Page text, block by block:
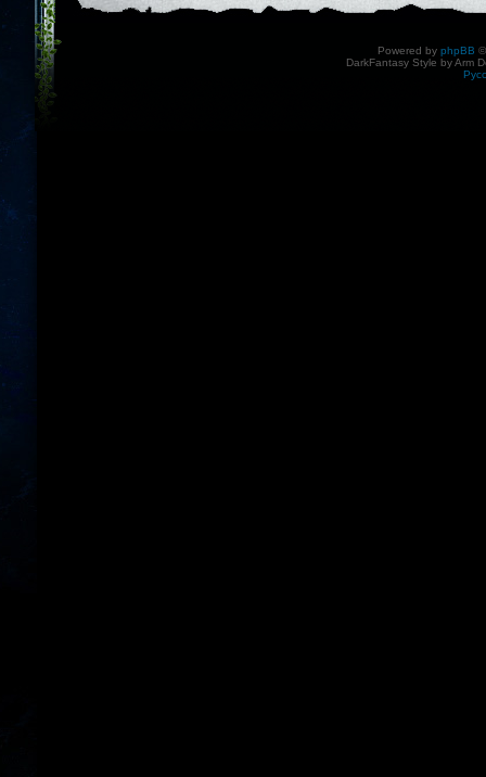
Powered by phpBB
DarkFantasy Style by Arm